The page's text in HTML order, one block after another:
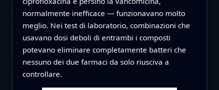
normalmente inefficace — funzionavano molto
meglio. Nei test di laboratorio, combinazioni che
usavano dosi deboli di entrambi i composti
potevano eliminare completamente batteri che
nessuno dei due farmaci da solo riusciva a
controllare.